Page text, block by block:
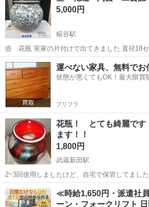
5,000円
糀谷駅
壺 花瓶 実家の片付けで出てきました 直径18セ
ンチ 高さ17センチ ひび、欠け無いです 箱無し
東京 大田区 糀谷駅 インテリア雑貨/
運べない家具、無料でお
状態が悪くてもOK！最大限買
プリフラ
花瓶！ とても綺麗です
ます！！
1,800円
武蔵新田駅
2~3回使用しましたけど、自宅で保管してました
無いので、使ってくれる方が居ましたら宜しく
がある花瓶ですよ。 箱などが無いのでプチプチ
ますか。 大田区矢口の...
東京 大田区 武蔵新田駅 インテリ
≪時給1,650円・派遣社
ーン・フォークリフト